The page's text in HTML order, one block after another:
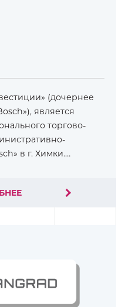
(дочернее
является
торгово-
в г. Химки.…